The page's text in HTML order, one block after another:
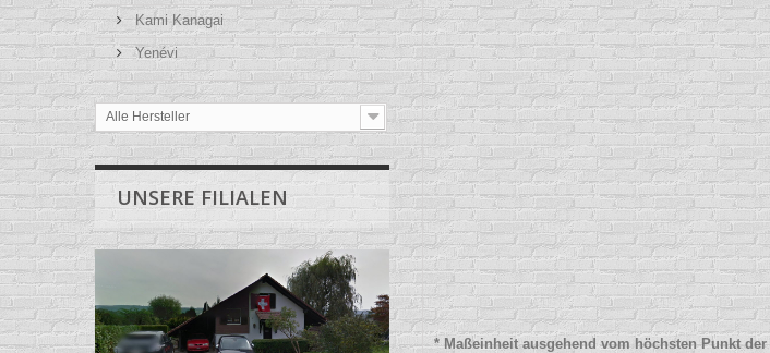
Kami Kanagai
Yenévi
Alle Hersteller
UNSERE FILIALEN
* Maßeinheit ausgehend vom höchsten Punkt